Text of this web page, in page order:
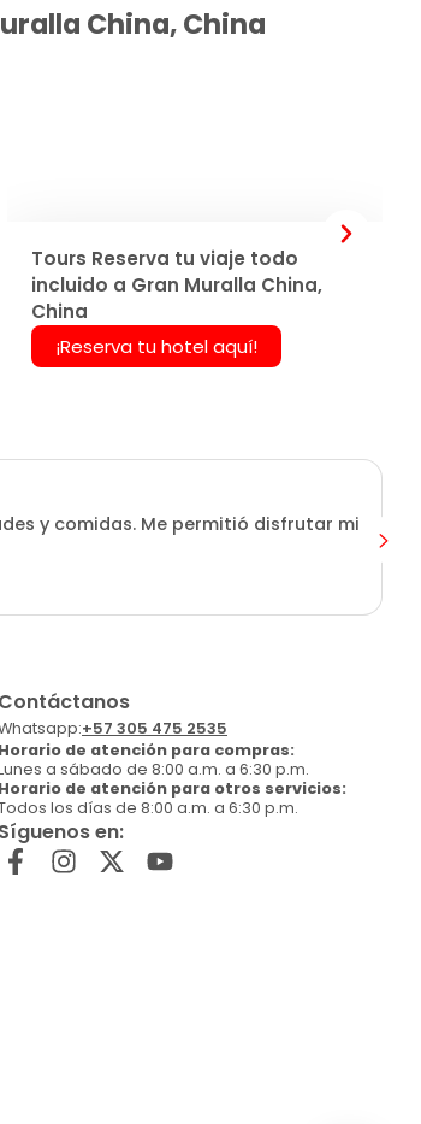
China, China
Tours Reserva tu viaje todo
incluido a Gran Muralla China,
China
¡Reserva tu hotel aquí!
y comidas. Me permitió disfrutar mi
Contáctanos
+57 305 475 2535
Horario de atención para compras:
a sábado de 8:00 a.m. a 6:30 p.m.
Horario de atención para otros servicios:
los días de 8:00 a.m. a 6:30 p.m.
Síguenos en: